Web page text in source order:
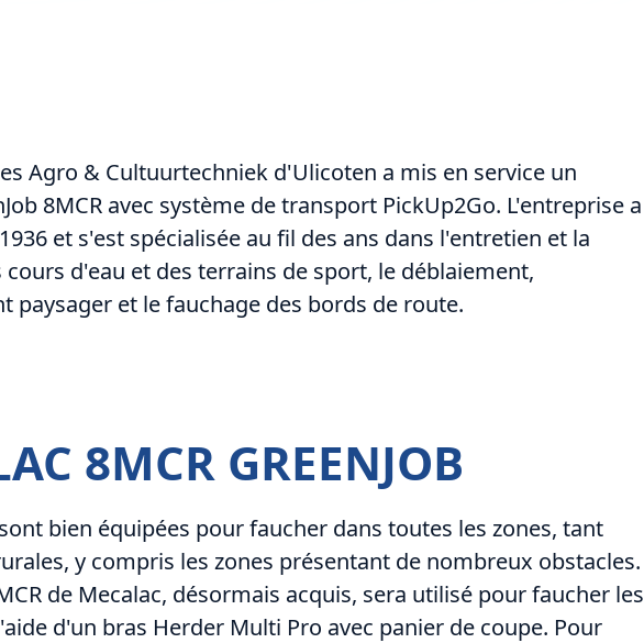
Agro & Cultuurtechniek d'Ulicoten a mis en service un
8MCR avec système de transport PickUp2Go. L'entreprise a
et s'est spécialisée au fil des ans dans l'entretien et la
d'eau et des terrains de sport, le déblaiement,
paysager et le fauchage des bords de route.
8MCR GREENJOB
bien équipées pour faucher dans toutes les zones, tant
y compris les zones présentant de nombreux obstacles.
de Mecalac, désormais acquis, sera utilisé pour faucher les
d'un bras Herder Multi Pro avec panier de coupe. Pour